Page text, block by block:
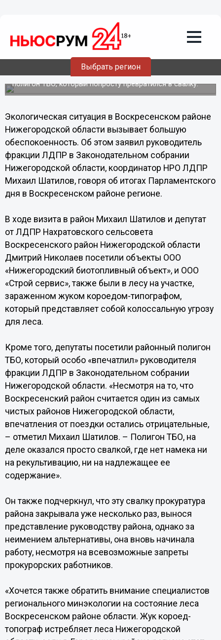
Выбрать регион
Шатилов обеспокоился экологической
ситуацией в Воскресенском районе
Нижегородской области
Особо «впечатлил» руководителя фракции ЛДПР в
Законодательном собрании Нижегородской области
полигон ТБО, который попросту превратился в свалку.
Экологическая ситуация в Воскресенском районе
Нижегородской области вызывает большую
обеспокоенность. Об этом заявил руководитель
фракции ЛДПР в Законодательном собрании
Нижегородской области, координатор НРО ЛДПР
Михаил Шатилов, говоря об итогах Парламентского
дня в Воскресенском районе регионе.
В ходе визита в район Михаил Шатилов и депутат
от ЛДПР Нахратовского сельсовета
Воскресенского район Нижегородской области
Дмитрий Николаев посетили объекты ООО
«Нижегородский биотопливный объект», и ООО
«Строй сервис», также были в лесу на участке,
зараженном жуком короедом-типографом,
который представляет собой колоссальную угрозу
для леса.
Кроме того, депутаты посетили районный полигон
ТБО, который особо «впечатлил» руководителя
фракции ЛДПР в Законодательном собрании
Нижегородской области. «Несмотря на то, что
Воскресенский район считается один из самых
чистых районов Нижегородской области,
впечатления от поездки остались отрицательные,
– отметил Михаил Шатилов. – Полигон ТБО, на
деле оказался просто свалкой, где нет намека ни
на рекультивацию, ни на надлежащее ее
содержание».
Он также подчеркнул, что эту свалку прокуратура
района закрывала уже несколько раз, вынося
представление руководству района, однако за
неимением альтернативы, она вновь начинала
работу, несмотря на всевозможные запреты
прокурорских работников.
«Хочется также обратить внимание специалистов
регионального минэкологии на состояние леса
Воскресенском районе области. Жук короед-
топограф истребляет леса Нижегородской